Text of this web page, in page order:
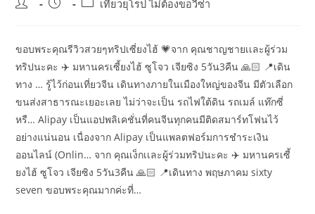
Post
Post
Postเที่ยวยุโรป ไม่ต้องขอวีซ่า
ขอบพระคุณรีวิวสวยๆทริปเซี่ยงไฮ้ 💗จาก คุณชาญชายเเละผู้ร่วม
ทริปนะคะ ✈️ มหานครเซี้ยงไฮ้ ซูโจว เจียซิง 5วัน3คืน 🙏🏻 📍เดิน
ทาง … รู้ไว้ก่อนเที่ยวจีน เดินทางภายในเมืองใหญ่ของจีน มีตัวเลือก
ขนส่งสาธารณะเยอะเลย ไม่ว่าจะเป็น รถไฟใต้ดิน รถเมล์ แท๊กซี่
หรื… Alipay เป็นแอปพลิเคชั่นที่คนจีนทุกคนมีติดสมาร์ทโฟนไว้
อย่างแน่นอน เนื่องจาก Alipay เป็นแพลตฟอร์มการชำระเงิน
ออนไลน์ (Onlin… จาก คุณเง็กเเละผู้ร่วมทริปนะคะ ✈️ มหานครเซี้
ยงไฮ้ ซูโจว เจียซิง 5วัน3คืน 🙏🏻 📍เดินทาง พฤษภาคม sixty
seven ขอบพระคุณมากค่ะที่…